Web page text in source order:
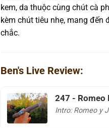
kem, da thuộc cùng chút cà
kèm chút tiêu nhẹ, mang đến
chắc.
Ben's Live Review:
247 - Romeo
Intro: Romeo y